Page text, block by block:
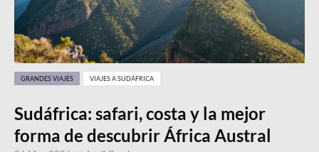
Sudáfrica: safari, costa y la mejor
forma de descubrir África Austral
GRANDES VIAJES VIAJES A SUDÁFRICA